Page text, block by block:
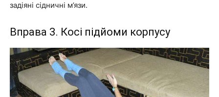
задіяні сідничні м’язи.
Вправа 3. Косі підйоми корпусу